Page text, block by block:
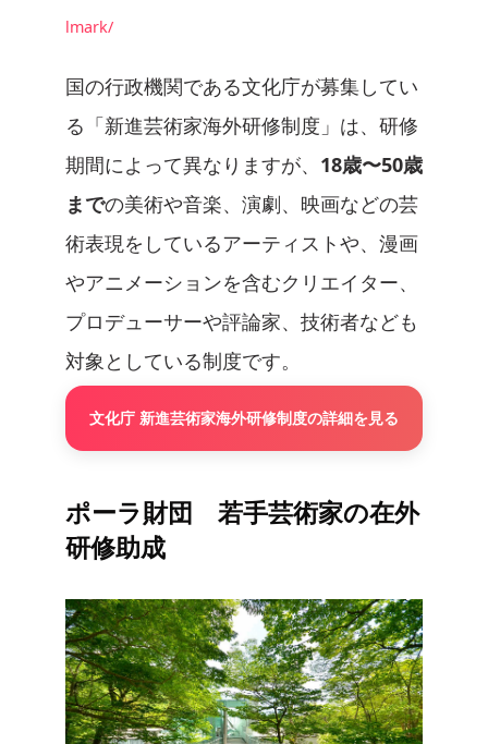
lmark/
国の行政機関である文化庁が募集してい
る「新進芸術家海外研修制度」は、研修
期間によって異なりますが、 18歳〜50歳
までの美術や音楽、演劇、映画などの芸
術表現をしているアーティストや、漫画
やアニメーションを含むクリエイター、
プロデューサーや評論家、技術者なども
対象としている制度です。
文化庁 新進芸術家海外研修制度の詳細を見る
ポーラ財団 若手芸術家の在外
研修助成